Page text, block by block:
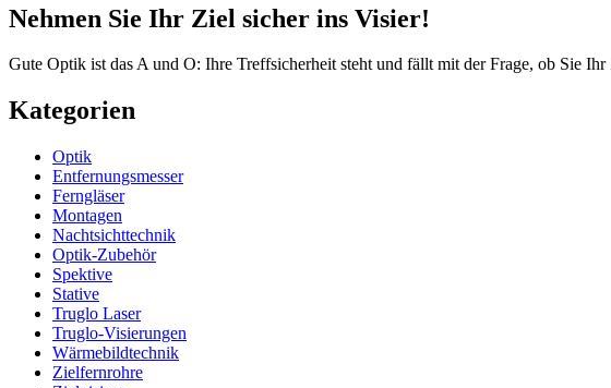
Nehmen Sie Ihr Ziel sicher ins Visier!
Gute Optik ist das A und O: Ihre Treffsicherheit steht und fällt mit der Frage, ob Sie
Kategorien
Optik
Entfernungsmesser
Ferngläser
Montagen
Nachtsichttechnik
Optik-Zubehör
Spektive
Stative
Truglo Laser
Truglo-Visierungen
Wärmebildtechnik
Zielfernrohre